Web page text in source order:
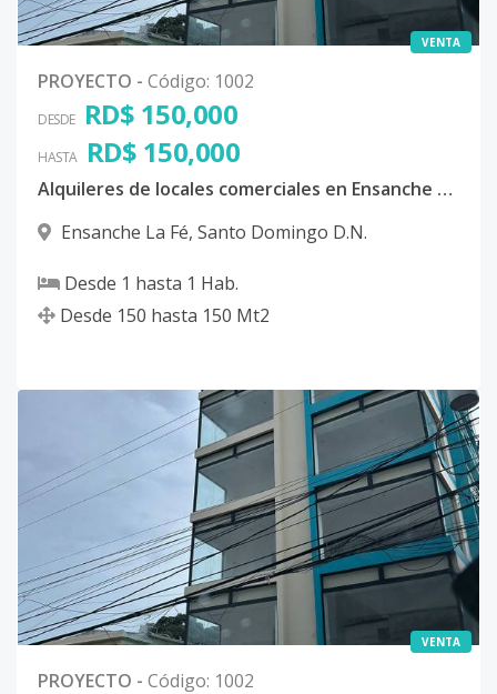
VENTA
PROYECTO - Código: 1002
DESDE RD$ 150,000
HASTA RD$ 150,000
Alquileres de locales comerciales en Ensanche La Fe
Ensanche La Fé, Santo Domingo D.N.
Desde 1 hasta 1 Hab.
Desde 150 hasta 150 Mt2
VENTA
PROYECTO - Código: 1002